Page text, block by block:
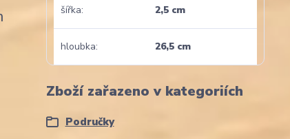
šířka 2,5 cm
hloubka 26,5 cm
Zboží zařazeno v kategoriích
Područky